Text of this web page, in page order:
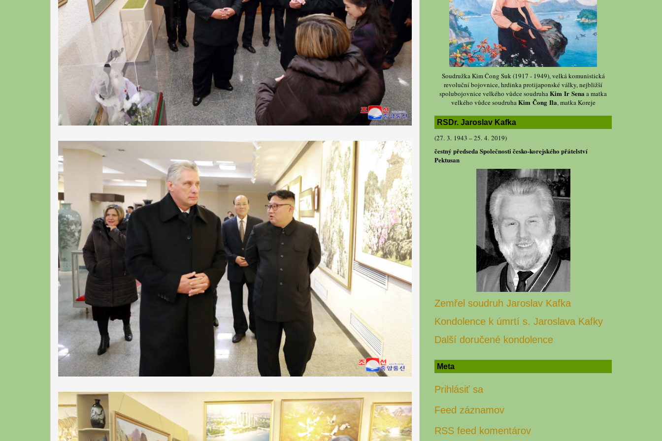
Soudružka Kim Čong Suk (1917 - 1949), velká komunistická
revoluční bojovnice, hrdinka protijaponské války, nejbližší
spolubojovnice velkého vůdce soudruhaKim Ir Sena a matka
velkého vůdce soudruhaKim Čong Ila, matka Koreje
RSDr. Jaroslav Kafka
(27. 3. 1943 – 25. 4. 2019)
čestný předseda Společnosti česko-korejského přátelství
Pektusan
Zemřel soudruh Jaroslav Kafka
Kondolence k úmrtí s. Jaroslava Kafky
Další doručené kondolence
Meta
Prihlásiť sa
Feed záznamov
RSS feed komentárov